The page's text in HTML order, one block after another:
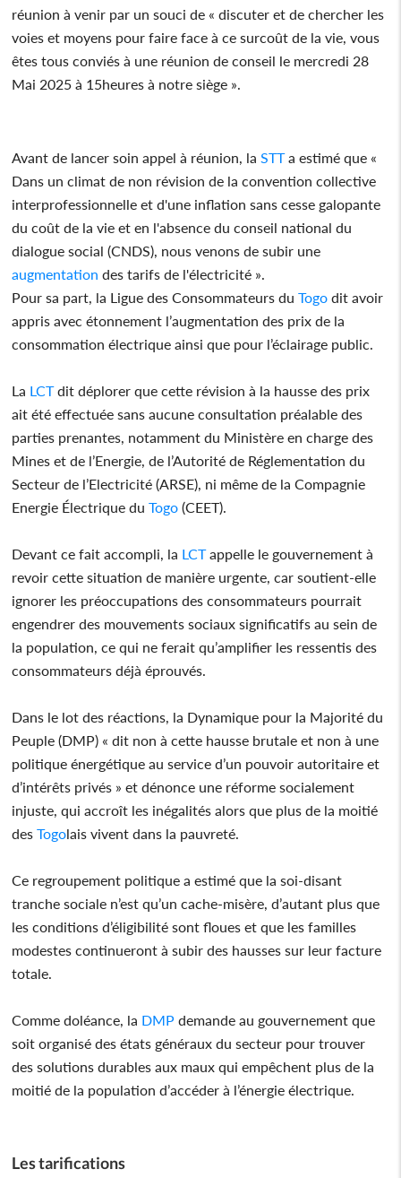
réunion à venir par un souci de « discuter et de chercher les
voies et moyens pour faire face à ce surcoût de la vie, vous
êtes tous conviés à une réunion de conseil le mercredi 28
Mai 2025 à 15heures à notre siège ».
Avant de lancer soin appel à réunion, la STTa estimé que «
Dans un climat de non révision de la convention collective
interprofessionnelle et d'une inflation sans cesse galopante
du coût de la vie et en l'absence du conseil national du
dialogue social (CNDS), nous venons de subir une
augmentation des tarifs de l'électricité ».
Pour sa part, la Ligue des Consommateurs duTogo dit avoir
appris avec étonnement l’augmentation des prix de la
consommation électrique ainsi que pour l’éclairage public.
La LCTdit déplorer que cette révision à la hausse des prix
ait été effectuée sans aucune consultation préalable des
parties prenantes, notamment du Ministère en charge des
Mines et de l’Energie, de l’Autorité de Réglementation du
Secteur de l’Electricité (ARSE), ni même de la Compagnie
Energie Électrique duTogo (CEET).
Devant ce fait accompli, la LCTappelle le gouvernement à
revoir cette situation de manière urgente, car soutient-elle
ignorer les préoccupations des consommateurs pourrait
engendrer des mouvements sociaux significatifs au sein de
la population, ce qui ne ferait qu’amplifier les ressentis des
consommateurs déjà éprouvés.
Dans le lot des réactions, la Dynamique pour la Majorité du
Peuple (DMP) « dit non à cette hausse brutale et non à une
politique énergétique au service d’un pouvoir autoritaire et
d’intérêts privés » et dénonce une réforme socialement
injuste, qui accroît les inégalités alors que plus de la moitié
desTogolais vivent dans la pauvreté.
Ce regroupement politique a estimé que la soi-disant
tranche sociale n’est qu’un cache-misère, d’autant plus que
les conditions d’éligibilité sont floues et que les familles
modestes continueront à subir des hausses sur leur facture
totale.
Comme doléance, la DMP demande au gouvernement que
soit organisé des états généraux du secteur pour trouver
des solutions durables aux maux qui empêchent plus de la
moitié de la population d’accéder à l’énergie électrique.
Les tarifications